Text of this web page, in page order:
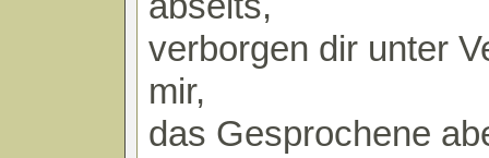
verborgen dir unter
mir,
das Gesprochene